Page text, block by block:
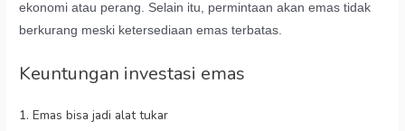
ekonomi atau perang. Selain itu, permintaan akan emas tidak
berkurang meski ketersediaan emas terbatas.
Keuntungan investasi emas
1. Emas bisa jadi alat tukar